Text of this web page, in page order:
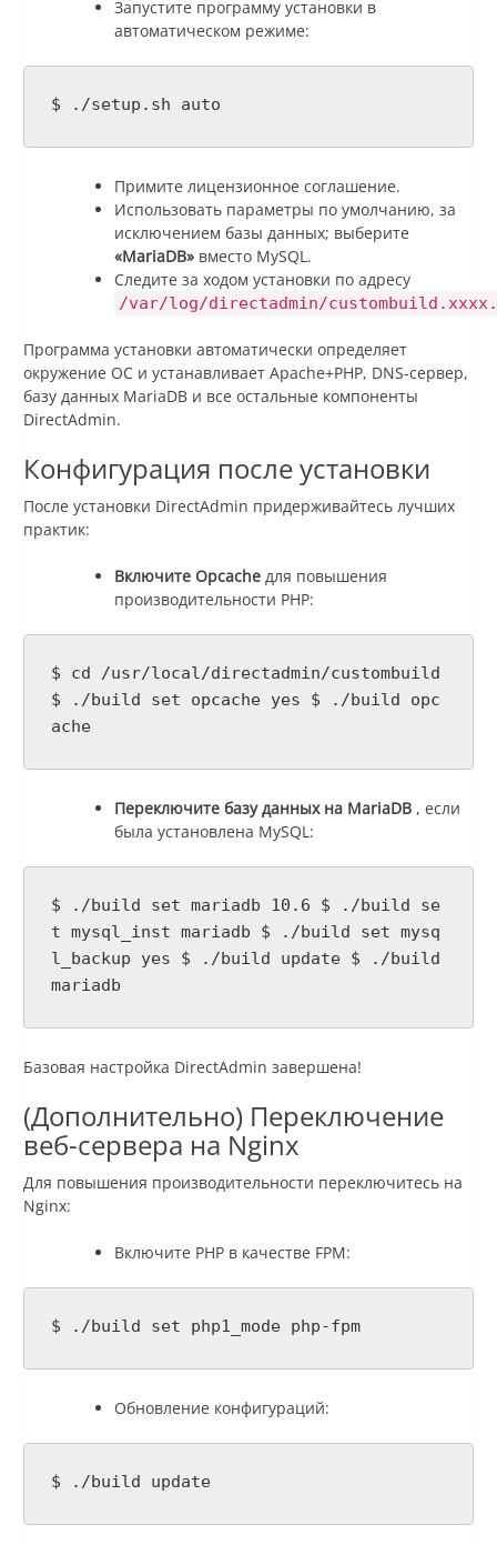
Запустите программу установки в
автоматическом режиме:
$ ./setup.sh auto
Примите лицензионное соглашение.
Использовать параметры по умолчанию, за
исключением базы данных; выберите
«MariaDB» вместо MySQL.
Следите за ходом установки по адресу
/var/log/directadmin/
Программа установки автоматически определяет
окружение ОС и устанавливает Apache+PHP, DNS-сервер,
базу данных MariaDB и все остальные компоненты
DirectAdmin.
Конфигурация после установки
После установки DirectAdmin придерживайтесь лучших
практик:
Включите Opcache для повышения
производительности PHP:
$ cd /usr/local/directadmin/custombuild
$ ./build set opcache yes $ ./build opc
ache
Переключите базу данных на MariaDB , если
была установлена MySQL:
$ ./build set mariadb 10.6 $ ./build se
t mysql_inst mariadb $ ./build set mysq
l_backup yes $ ./build update $ ./build
mariadb
Базовая настройка DirectAdmin завершена!
(Дополнительно) Переключение
веб-сервера на Nginx
Для повышения производительности переключитесь на
Nginx:
Включите PHP в качестве FPM:
$ ./build set php1_mode php-fpm
Обновление конфигураций:
$ ./build update